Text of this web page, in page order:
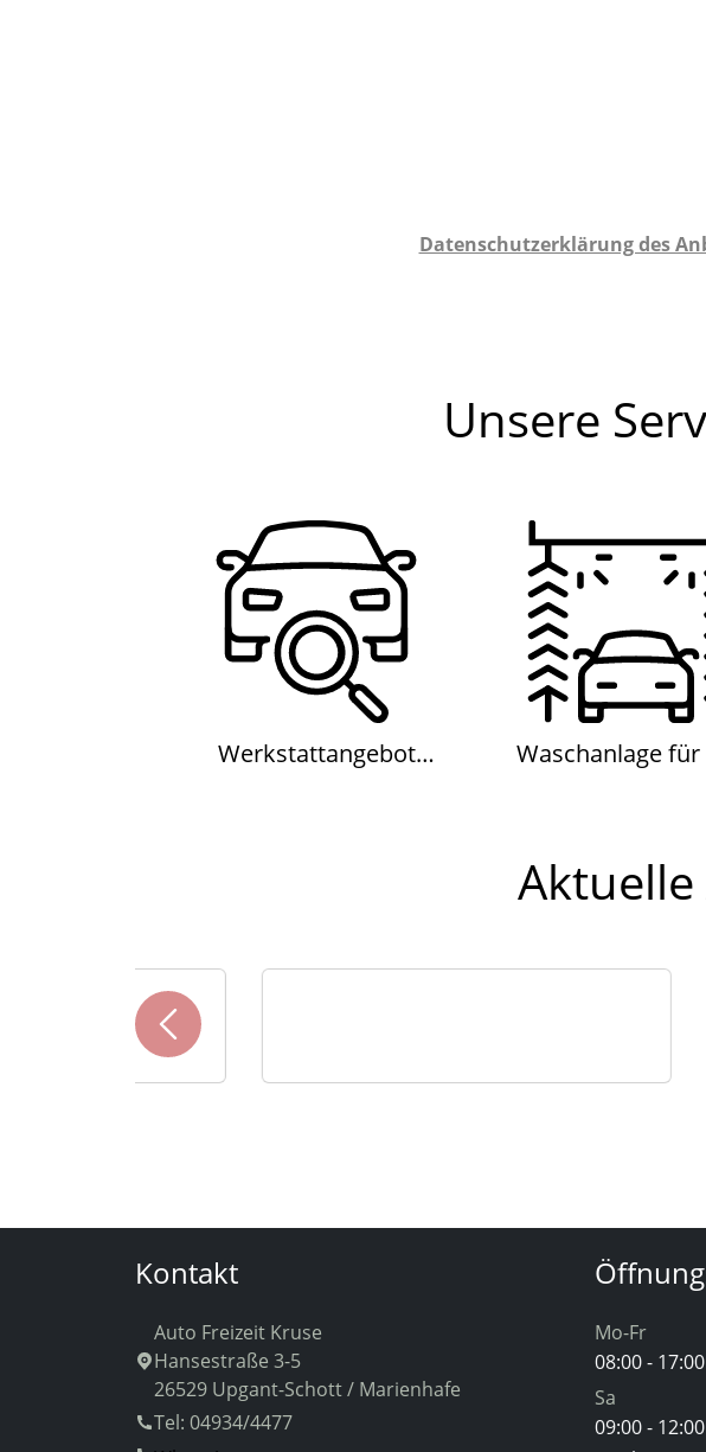
Datenschutzerklärung des
Unsere
Werkstattangebot
Werkstattangebot
Autocrew
Waschanlage für
Waschanlage für
Kontakt
Auto Freizeit Kruse
Hansestraße 3-5
26529 Upgant-Schott / Marienhafe
Tel: 04934/4477
Mo-Fr
08:00 - 17:00
Sa
09:00 - 12:00